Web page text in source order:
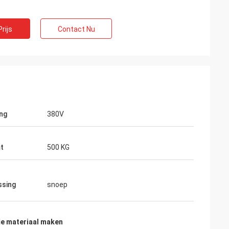
éénjarige
Contact Nu
380V
500 KG
snoep
materiaal maken